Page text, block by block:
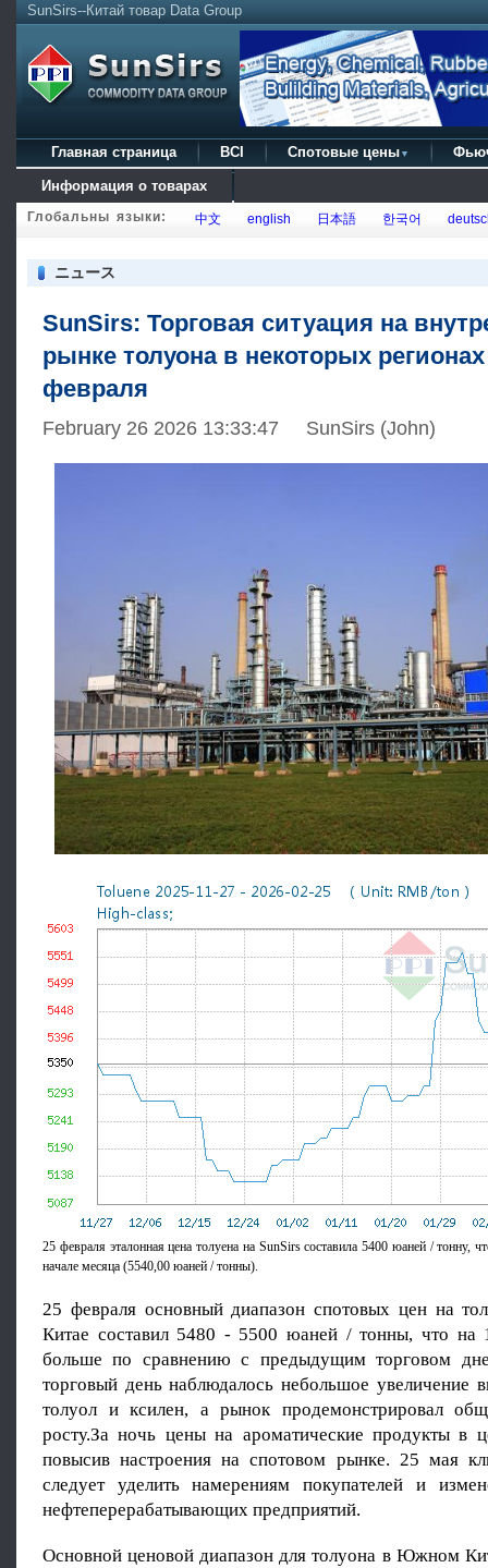
SunSirs--Китай товар Data Group
Главная страница BCI Спотовые цены ▼
Информация о товарах
Глобальны языки: 中文 english 日本語 한국어
ニュース
SunSirs: Торговая ситуация на
рынке толуона в некоторых
февраля
February 26 2026 13:33:47 SunSirs (John)
25 февраля эталонная цена толуена на SunSirs составила 5400 юаней / тонну,
начале месяца (5540,00 юаней / тонны).
25 февраля основный диапазон спотовых цен на
Китае составил 5480 - 5500 юаней / тонны, что на
больше по сравнению с предыдущим торговом
торговый день наблюдалось небольшое увеличение
толуол и ксилен, а рынок продемонстрировал
росту.За ночь цены на ароматические продукты в
повысив настроения на спотовом рынке. 25 мая
следует уделить намерениям покупателей и
нефтеперерабатывающих предприятий.
Основной ценовой диапазон для толуона в Южном